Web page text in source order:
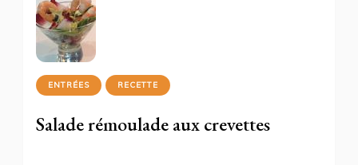
ENTRÉES RECETTE
Salade rémoulade aux crevettes